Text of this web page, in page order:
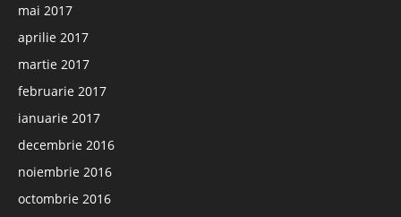
mai 2017
aprilie 2017
martie 2017
februarie 2017
ianuarie 2017
decembrie 2016
noiembrie 2016
octombrie 2016